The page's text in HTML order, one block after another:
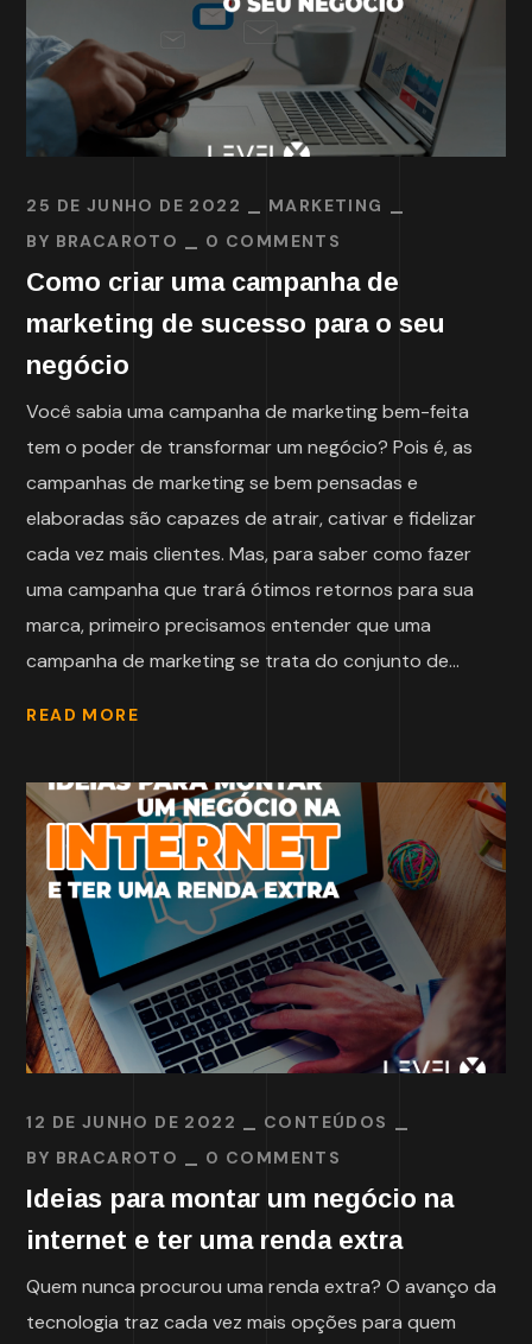
25 DE JUNHO DE 2022
MARKETING
BY BRACAROTO 0 COMMENTS
Como criar uma campanha de
marketing de sucesso para o seu
negócio
Você sabia uma campanha de marketing bem-feita
tem o poder de transformar um negócio? Pois é, as
campanhas de marketing se bem pensadas e
elaboradas são capazes de atrair, cativar e fidelizar
cada vez mais clientes. Mas, para saber como fazer
uma campanha que trará ótimos retornos para sua
marca, primeiro precisamos entender que uma
campanha de marketing se trata do conjunto de...
READ MORE
12 DE JUNHO DE 2022
CONTEÚDOS
BY BRACAROTO 0 COMMENTS
Ideias para montar um negócio na
internet e ter uma renda extra
Quem nunca procurou uma renda extra? O avanço da
tecnologia traz cada vez mais opções para quem